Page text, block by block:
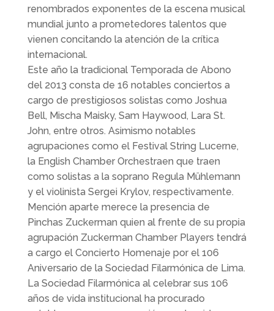
renombrados exponentes de la escena musical
mundial junto a prometedores talentos que
vienen concitando la atención de la crítica
internacional.
Este año la tradicional Temporada de Abono
del 2013 consta de 16 notables conciertos a
cargo de prestigiosos solistas como Joshua
Bell, Mischa Maisky, Sam Haywood, Lara St.
John, entre otros. Asimismo notables
agrupaciones como el Festival String Lucerne,
la English Chamber Orchestraen que traen
como solistas a la soprano Regula Mühlemann
y el violinista Sergei Krylov, respectivamente.
Mención aparte merece la presencia de
Pinchas Zuckerman quien al frente de su propia
agrupación Zuckerman Chamber Players tendrá
a cargo el Concierto Homenaje por el 106
Aniversario de la Sociedad Filarmónica de Lima.
La Sociedad Filarmónica al celebrar sus 106
años de vida institucional ha procurado